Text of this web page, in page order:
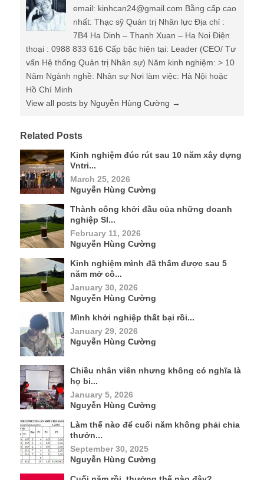
email: kinhcan24@gmail.com Bằng cấp cao
nhất: Thạc sỹ Quản trị Nhân lực Địa chỉ :
7B4 Ha Dinh – Thanh Xuan – Ha Noi Điện
thoại : 0988 833 616 Cấp bậc hiện tại: Leader (CEO/ Tư
vấn Hệ thống Quản trị Nhân sự) Năm kinh nghiệm: > 10
Năm Ngành nghề: Nhân sự Nơi làm việc: Hà Nội hoặc
Hồ Chí Minh
View all posts by Nguyễn Hùng Cường →
Related Posts
Kinh nghiệm đúc rút sau 10 năm xây dựng
Vntri...
March 25, 2026
Nguyễn Hùng Cường
Thành công khởi đầu của những doanh
nghiệp SI...
February 11, 2026
Nguyễn Hùng Cường
Kinh nghiệm mình đã thấm được sau 5
năm mở cô...
January 30, 2026
Nguyễn Hùng Cường
Mình khởi nghiệp thất bại rồi...
January 29, 2026
Nguyễn Hùng Cường
Chiều nhân viên nhưng không có nghĩa là
họ bi...
January 5, 2026
Nguyễn Hùng Cường
Làm thế nào để cuối năm không phải chia
thưởn...
September 30, 2025
Nguyễn Hùng Cường